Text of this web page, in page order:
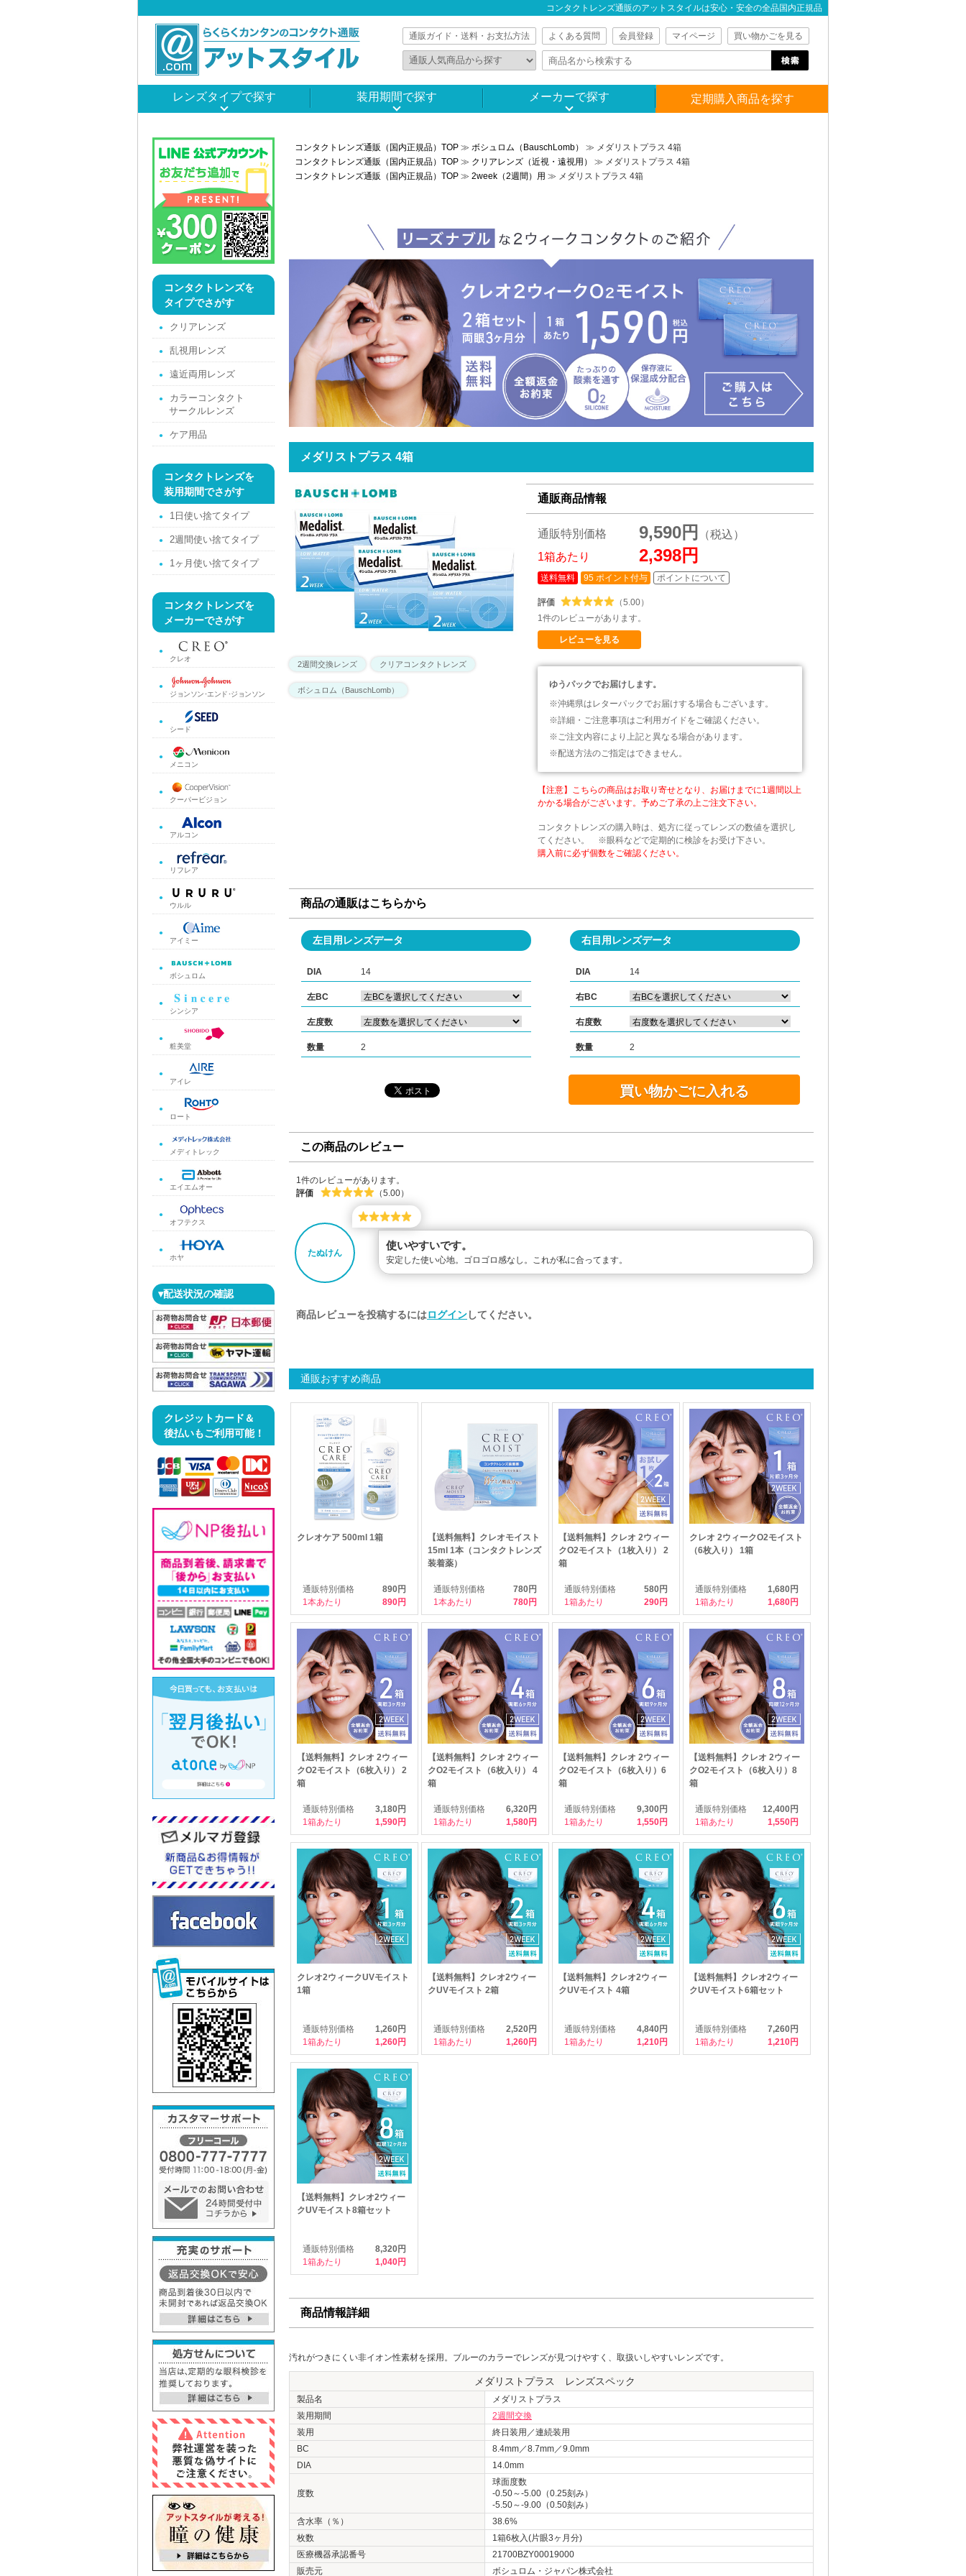
コンタクトレンズ通販のアットスタイルは安心・安全の全品国内正規品
通販ガイド・送料・お支払方法 よくある質問 会員登録 マイページ 買い物かごを見る
レンズタイプで探す 装用期間で探す メーカーで探す 定期購入商品を探す
コンタクトレンズ通販（国内正規品）TOP ≫ ボシュロム（BauschLomb）
≫ メダリストプラス 4箱
コンタクトレンズ通販（国内正規品）TOP ≫ クリアレンズ（近視・遠視用）
≫ メダリストプラス 4箱
コンタクトレンズ通販（国内正規品）TOP ≫ 2week（2週間）用 ≫ メダリストプラス 4箱
メダリストプラス 4箱
2週間交換レンズ クリアコンタクトレンズ
ボシュロム（BauschLomb）
通販商品情報
通販特別価格 9,590円
1箱あたり 2,398円
送料無料 95 ポイント付与 ポイントについて
評価
（5.00）
1件のレビューがあります。
レビューを見る
ゆうパックでお届けします。
沖縄県はレターパックでお届けする場合もございます。
詳細・ご注意事項はご利用ガイドをご確認ください。
ご注文内容により上記と異なる場合があります。
配送方法のご指定はできません。
【注意】こちらの商品はお取り寄せとなり、お届けまでに1週間以上
かかる場合がございます。予めご了承の上ご注文下さい。
コンタクトレンズの購入時は、処方に従ってレンズの数値を選択し
てください。 ※眼科などで定期的に検診をお受け下さい。
購入前に必ず個数をご確認ください。
商品の通販はこちらから
左目用レンズデータ
DIA 14
左BC
左度数
数量 2
右目用レンズデータ
DIA 14
右BC
右度数
数量 2
買い物かごに入れる
この商品のレビュー
1件のレビューがあります。
評価
（5.00）
たぬけん
使いやすいです。
安定した使い心地。ゴロゴロ感なし。これが私に合ってます。
商品レビューを投稿するにはログインしてください。
通販おすすめ商品
クレオケア 500ml 1箱
通販特別価格
890円
1本あたり
890
【送料無料】クレオモイスト
15ml 1本（コンタクトレンズ
装着薬）
通販特別価格
780円
1本あたり
780
【送料無料】クレオ 2ウィー
クO2モイスト（1枚入り） 2
箱
通販特別価格
580円
1箱あたり
290
クレオ 2ウィークO2モイスト
（6枚入り） 1箱
通販特別価格
1,680円
1箱あたり
1,680
【送料無料】クレオ 2ウィー
クO2モイスト（6枚入り） 2
箱
通販特別価格
3,180円
1箱あたり
1,590
【送料無料】クレオ 2ウィー
クO2モイスト（6枚入り） 4
箱
通販特別価格
6,320円
1箱あたり
1,580
【送料無料】クレオ 2ウィー
クO2モイスト（6枚入り）6
箱
通販特別価格
9,300円
1箱あたり
1,550
【送料無料】クレオ 2ウィー
クO2モイスト（6枚入り）8
箱
通販特別価格
12,400円
1箱あたり
1,550
クレオ2ウィークUVモイスト
1箱
通販特別価格
1,260円
1箱あたり
1,260
【送料無料】クレオ2ウィー
クUVモイスト 2箱
通販特別価格
2,520円
1箱あたり
1,260
【送料無料】クレオ2ウィー
クUVモイスト 4箱
通販特別価格
4,840円
1箱あたり
1,210
【送料無料】クレオ2ウィー
クUVモイスト6箱セット
通販特別価格
7,260円
1箱あたり
1,210
【送料無料】クレオ2ウィー
クUVモイスト8箱セット
通販特別価格
8,320円
1箱あたり
1,040
商品情報詳細
汚れがつきにくい非イオン性素材を採用。ブルーのカラーでレンズが見つけやすく、取扱いしやすいレンズです。
メダリストプラス レンズスペック
製品名
メダリストプラス
装用期間
2週間交換
装用
終日装用／連続装用
BC
8.4mm／8.7mm／9.0mm
DIA
14.0mm
度数
球面度数
-0.50～-5.00（0.25刻み）
-5.50～-9.00（0.50刻み）
含水率（％）
38.6%
枚数
1箱6枚入(片眼3ヶ月分)
医療機器承認番号
21700BZY00019000
販売元
ボシュロム・ジャパン株式会社
コンタクトレンズを
タイプでさがす
クリアレンズ
乱視用レンズ
遠近両用レンズ
カラーコンタクト
サークルレンズ
ケア用品
コンタクトレンズを
装用期間でさがす
1日使い捨てタイプ
2週間使い捨てタイプ
1ヶ月使い捨てタイプ
コンタクトレンズを
メーカーでさがす
クレオ
ジョンソン･エンド･ジョンソン
シード
メニコン
クーパービジョン
アルコン
リフレア
ウルル
アイミー
ボシュロム
シンシア
粧美堂
アイレ
ロート
メディトレック
エイエムオー
オフテクス
ホヤ
▾配送状況の確認
クレジットカード＆
後払いもご利用可能！